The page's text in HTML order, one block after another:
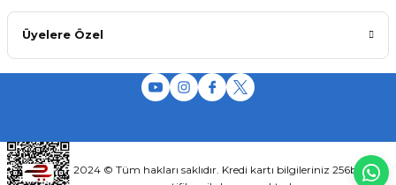
Üyelere Özel
2024 © Tüm hakları saklıdır. Kredi kartı bilgileriniz 256bit SSL